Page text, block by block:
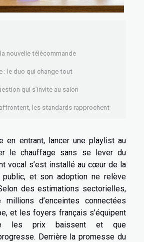
nouvelle télécommande
: le duo qui change tout
qui s’invite au salon
les standards rapprochent
en entrant, lancer une playlist au
le chauffage sans se lever du
vocal s’est installé au cœur de la
public, et son adoption ne relève
des estimations sectorielles,
d’enceintes connectées
et les foyers français s’équipent
les prix baissent et que
Derrière la promesse du